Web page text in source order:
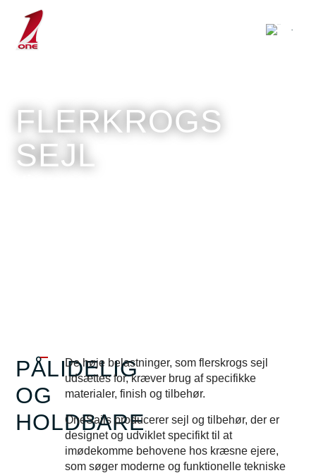
FLERKROGS
SEJL
PÅLIDELIG
OG
HOLDBARE
De høje belastninger, som flerskrogs sejl
udsættes for, kræver brug af specifikke
materialer, finish og tilbehør.
OneSails producerer sejl og tilbehør, der er
designet og udviklet specifikt til at
imødekomme behovene hos kræsne ejere,
som søger moderne og funktionelle tekniske